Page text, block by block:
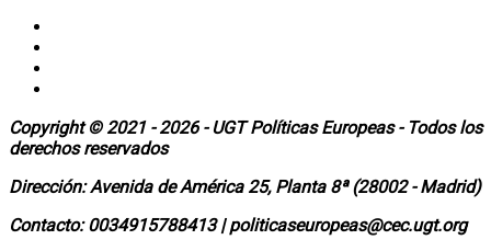
Copyright © 2021 - 2026 - UGT Políticas Europeas - Todos los
derechos reservados
Dirección:Avenida de América 25, Planta 8ª (28002 - Madrid)
Contacto: 0034915788413 |politicaseuropeas@cec.ugt.org